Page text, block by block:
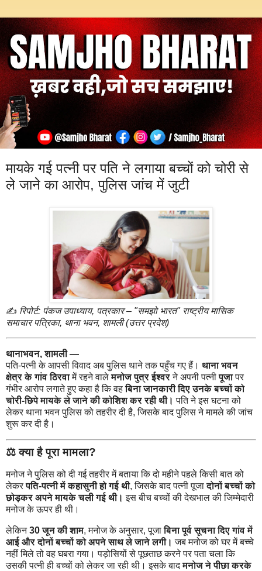
मायके गई पत्नी पर पति ने लगाया बच्चों को चोरी से
ले जाने का आरोप, पुलिस जांच में जुटी
✍️ रिपोर्ट: पंकज उपाध्याय, पत्रकार – "समझो भारत" राष्ट्रीय मासिक
समाचार पत्रिका, थाना भवन, शामली (उत्तर प्रदेश)
थानाभवन, शामली —
पति-पत्नी के आपसी विवाद अब पुलिस थाने तक पहुँच गए हैं। थाना भवन
क्षेत्र के गांव ठिरवामें रहने वालेमनोज पुत्र ईश्वरने अपनी पत्नीपूजापर
गंभीर आरोप लगाते हुए कहा है कि वहबिना जानकारी दिए उनके बच्चों को
चोरी-छिपे मायके ले जाने की कोशिश कर रही थी। पति ने इस घटना को
लेकर थाना भवन पुलिस को तहरीर दी है, जिसके बाद पुलिस ने मामले की जांच
शुरू कर दी है।
⚖️क्या है पूरा मामला?
मनोज ने पुलिस को दी गई तहरीर में बताया कि दो महीने पहले किसी बात को
लेकरपति-पत्नी में कहासुनी हो गई थी, जिसके बाद पत्नी पूजादोनों बच्चों को
छोड़कर अपने मायके चली गई थी। इस बीच बच्चों की देखभाल की जिम्मेदारी
मनोज के ऊपर ही थी।
लेकिन30 जून की शाम, मनोज के अनुसार, पूजाबिना पूर्व सूचना दिए गांव में
आई और दोनों बच्चों को अपने साथ ले जाने लगी। जब मनोज को घर में बच्चे
नहीं मिले तो वह घबरा गया। पड़ोसियों से पूछताछ करने पर पता चला कि
उसकी पत्नी ही बच्चों को लेकर जा रही थी। इसके बादमनोज ने पीछा करके